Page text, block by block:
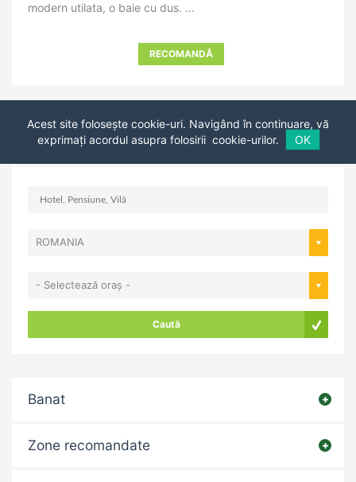
modern utilata, o baie cu dus. ...
RECOMANDĂ
1 2 3 4 ...
ROMANIA
- Selectează oraș -
Caută
Banat
Zone recomandate
Acest site folosește cookie-uri. Navigând în continuare, vă
exprimați acordul asupra folosirii cookie-urilor. OK